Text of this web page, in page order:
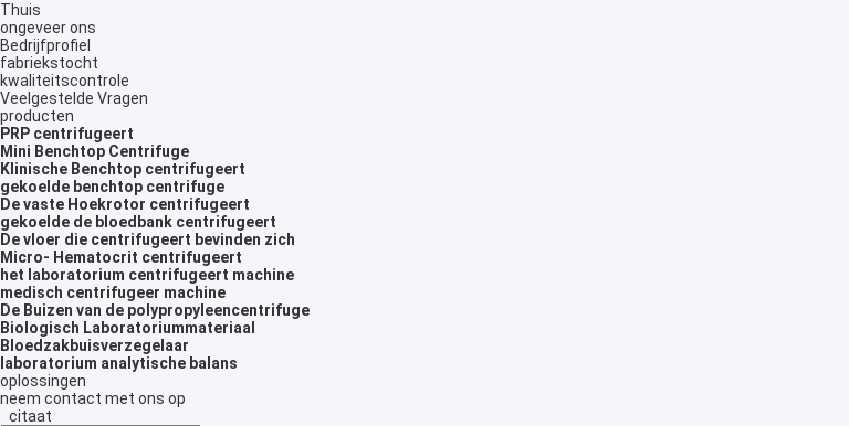
Thuis
ongeveer ons
Bedrijfprofiel
fabriekstocht
kwaliteitscontrole
Veelgestelde Vragen
producten
PRP centrifugeert
Mini Benchtop Centrifuge
Klinische Benchtop centrifugeert
gekoelde benchtop centrifuge
De vaste Hoekrotor centrifugeert
gekoelde de bloedbank centrifugeert
De vloer die centrifugeert bevinden zich
Micro- Hematocrit centrifugeert
het laboratorium centrifugeert machine
medisch centrifugeer machine
De Buizen van de polypropyleencentrifuge
Biologisch Laboratoriummateriaal
Bloedzakbuisverzegelaar
laboratorium analytische balans
oplossingen
neem contact met ons op
citaat